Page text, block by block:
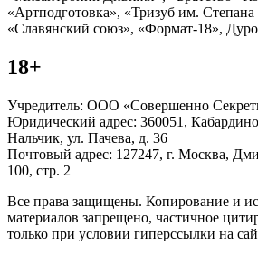
«Артподготовка», «Тризуб им.
«Славянский союз», «Формат-18»,
18+
Учредитель: ООО «Совершенно
Юридический адрес: 360051,
Нальчик, ул. Пачева, д. 36
Почтовый адрес: 127247, г. Москва,
100, стр. 2
Все права защищены. Копирование и
материалов запрещено, частичное
только при условии гиперссылки на